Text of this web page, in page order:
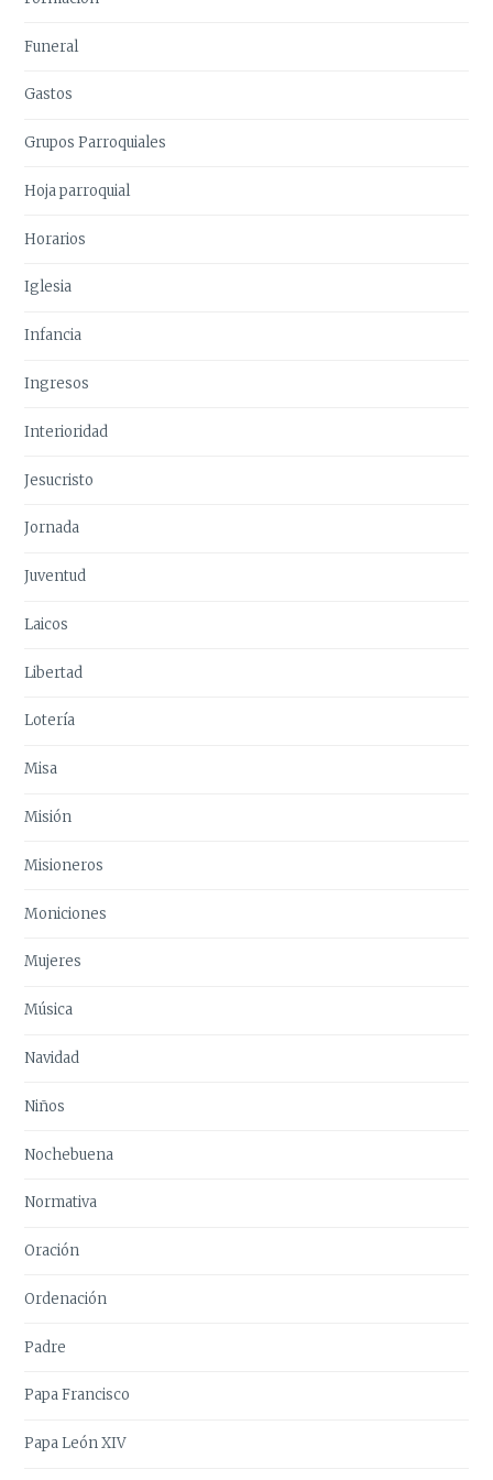
Funeral
Gastos
Grupos Parroquiales
Hoja parroquial
Horarios
Iglesia
Infancia
Ingresos
Interioridad
Jesucristo
Jornada
Juventud
Laicos
Libertad
Lotería
Misa
Misión
Misioneros
Moniciones
Mujeres
Música
Navidad
Niños
Nochebuena
Normativa
Oración
Ordenación
Padre
Papa Francisco
Papa León XIV